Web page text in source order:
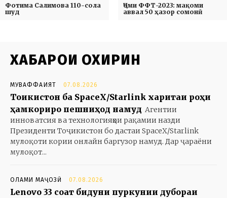
Фотима Салимова 110-сола
шуд
Ҷоми ФФТ-2023: мақоми
аввал 50 ҳазор сомонӣ
ХАБАРҲОИ ОХИРИН
МУВАФФАҚИЯТ 07.08.2026
Тоҷикистон ба SpaceX/Starlink харитаи роҳи
ҳамкориро пешниҳод намуд Агентии
инноватсия ва технологияҳои рақамии назди
Президенти Тоҷикистон бо дастаи SpaceX/Starlink
мулоқоти кории онлайн баргузор намуд. Дар ҷараёни
мулоқот...
ОЛАМИ МАҶОЗӢ 07.08.2026
Lenovo 33 соат бидуни пуркунии дубораи